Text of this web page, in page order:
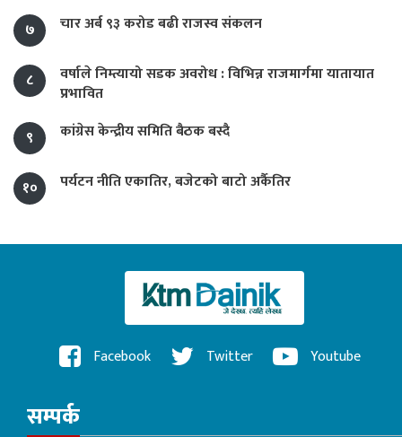
७
चार अर्ब ९३ करोड बढी राजस्व संकलन
८
वर्षाले निम्त्यायो सडक अवरोध : विभिन्न राजमार्गमा यातायात
प्रभावित
९
कांग्रेस केन्द्रीय समिति बैठक बस्दै
१० पर्यटन नीति एकातिर, बजेटको बाटो अर्कैतिर
Facebook Twitter Youtube
सम्पर्क